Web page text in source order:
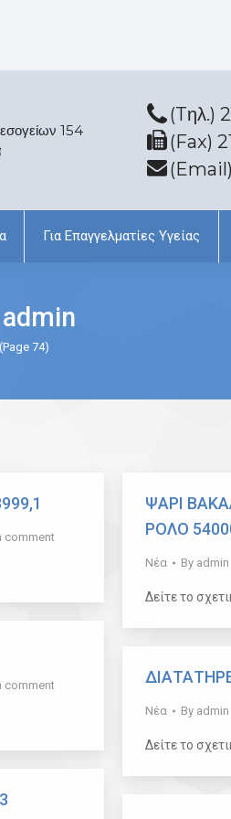
154
(Tηλ.)
(Fax)
Για Επαγγελματίες Υγείας
admin
(Page 74)
comment
ΨΑΡΙ
ΡΟΛΟ
Νέα By admin
Δείτε το
comment
Νέα By admin
Δείτε το